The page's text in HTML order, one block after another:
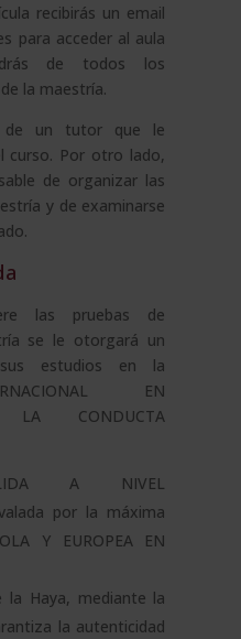
recibirás un email
para acceder al aula
de todos los
la maestría.
de un tutor que le
curso. Por otro lado,
de organizar las
y de examinarse
las pruebas de
se le otorgará un
estudios en la
EN
LA CONDUCTA
A NIVEL
por la máxima
Y EUROPEA EN
la Haya, mediante la
la autenticidad